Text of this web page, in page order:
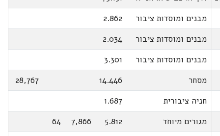
מבנים ומוסדות ציבור
2.862
מבנים ומוסדות ציבור
2.034
מבנים ומוסדות ציבור
3.301
מסחר
14.446
28,767
חניה ציבורית
1.687
מגורים מיוחד
5.812
7,866
64